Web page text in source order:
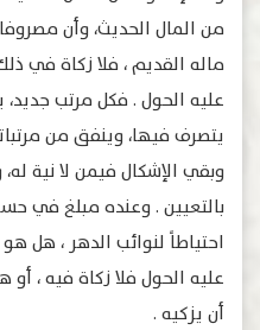
من المال الحديث، وأن
ماله القديم ، فلا زكاة في
عليه الحول . فكل مرتب جديد،
يتصرف فيها، وينفق من
وبقي الإشكال فيمن لا نية
بالتعيين . وعنده مبلغ في
احتياطاً لنوائب الدهر ، هل
عليه الحول فلا زكاة فيه ،
أن يزكيه .